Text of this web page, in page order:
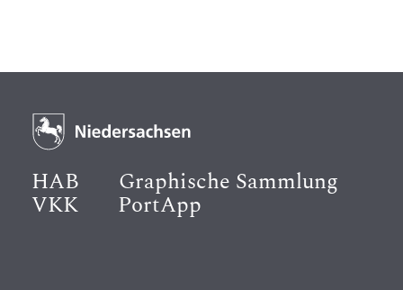
HAB Graphische Sammlung
VKK PortApp